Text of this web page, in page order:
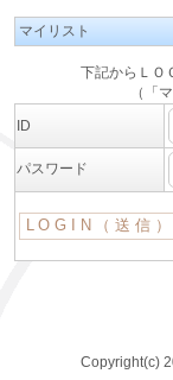
マイリスト
下記からＬＯ
（「
ID
パスワード
Copyright(c)